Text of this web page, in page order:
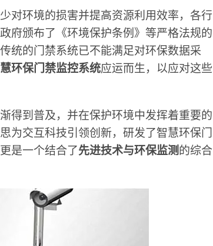
对环境的损害并提高资源利用效率，各行
府颁布了《环境保护条例》等严格法规的
统的门禁系统已不能满足对环保数据采
环保门禁监控系统应运而生，以应对这些
得到普及，并在保护环境中发挥着重要的
为交互科技引领创新，研发了智慧环保门
是一个结合了先进技术与环保监测的综合